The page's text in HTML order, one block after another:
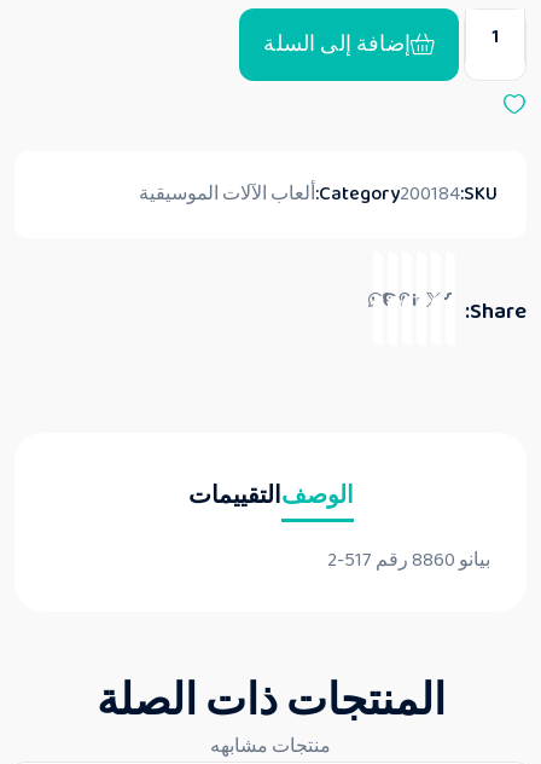
ن
إضافة إلى السلة
SKU:
200184
Category:ألعاب الآلات الموسيقية
Share:
الوصفالتقييمات
بيانو 8860 رقم 517-2
المنتجات ذات الصلة
منتجات مشابهه